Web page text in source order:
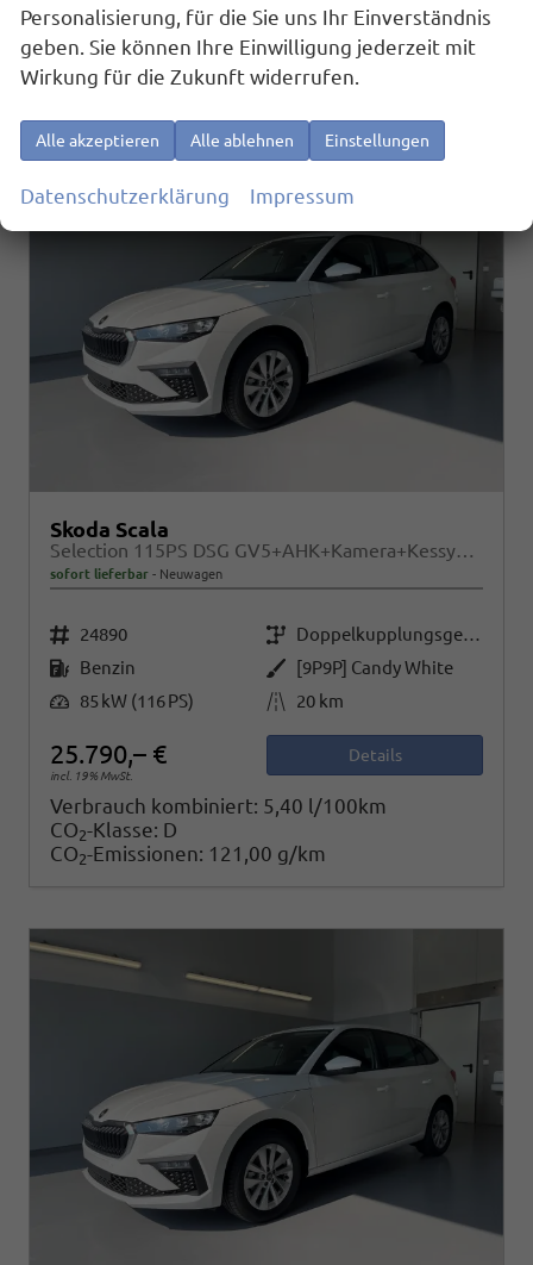
Verbrauch kombiniert:5,40 l/100km
-Klasse:
D
CO -Emissionen: 121,00 g/km
Skoda Scala
Selection 115PS DSG GV5+AHK+Kamera+Kessy+PDC+Sitzheiz+Alu16+Climatronic
sofort lieferbar Neuwagen
Fahrzeugnr. 24890 Getriebe
Doppelkupplungsgetriebe (DSG)
Kraftstoff Benzin Außenfarbe
[9P9P] Candy White
Leistung 85 kW (116 PS) Kilometerstand 20 km
25.790,– €
incl. 19% MwSt.
Details
Verbrauch kombiniert: 5,40 l/100km
CO2-Klasse: D
CO2-Emissionen: 121,00 g/km
Personalisierung, für die Sie uns Ihr Einverständnis
geben. Sie können Ihre Einwilligung jederzeit mit
Wirkung für die Zukunft widerrufen.
Alle akzeptieren Alle ablehnen Einstellungen
Datenschutzerklärung Impressum